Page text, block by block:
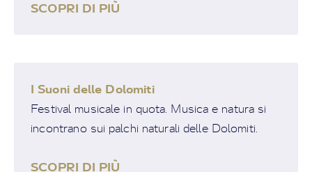
SCOPRI DI PIÙ
I Suoni delle Dolomiti
Festival musicale in quota. Musica e natura si
incontrano sui palchi naturali delle Dolomiti.
SCOPRI DI PIÙ